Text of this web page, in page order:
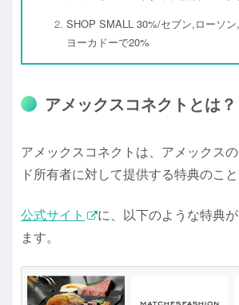
SHOP SMALL 30%/セブン,ローソ
ヨーカドーで20%
アメックスコネクトとは？
アメックスコネクトは、アメックス
ド所有者に対して提供する特典のこと
公式サイト
に、以下のような特典
ます。